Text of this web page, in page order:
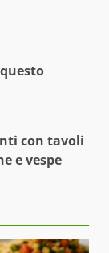
con tavoli
e vespe